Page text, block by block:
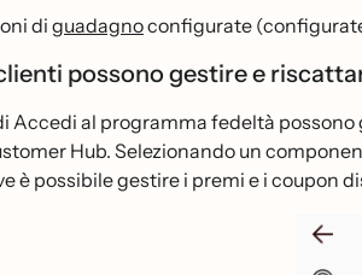
di guadagnoconfigurate
possono gestire e
Accedi al programma fedeltà
Hub. Selezionando un
è possibile gestire i premi e i coupon